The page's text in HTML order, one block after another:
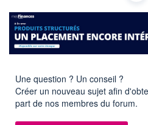
Cotation sur les autres places
SECTEUR
Équipements et services
OUVERTURE
0,000
+ HAUT
0,000
Une question ? Un conseil ?
Créer un nouveau sujet afin
part de nos membres du forum.